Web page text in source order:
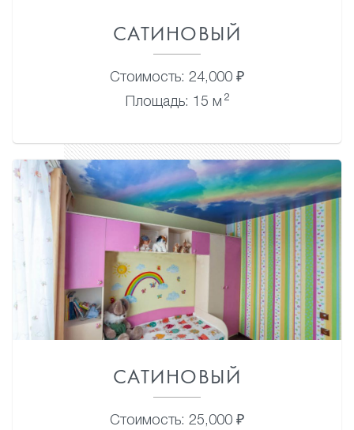
САТИНОВЫЙ
Стоимость: 24,000 ₽
Площадь: 15 м 2
САТИНОВЫЙ
Стоимость: 25,000 ₽